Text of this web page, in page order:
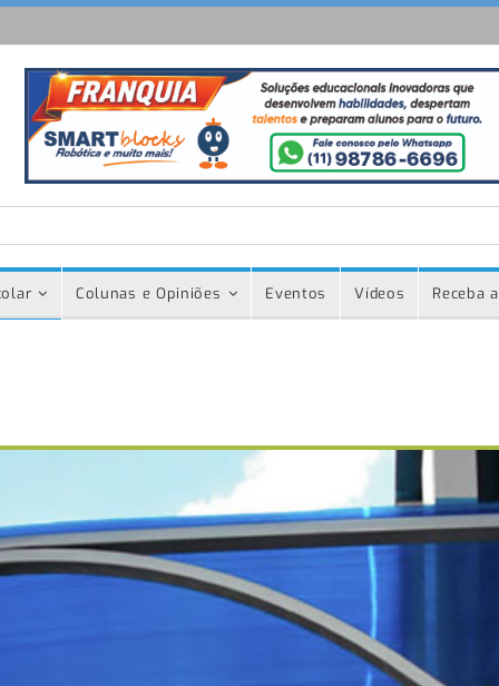
Colunas e Opiniões Eventos Vídeos Receba